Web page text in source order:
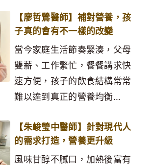
【廖哲鶯醫師】補對營養，孩
子真的會有不一樣的改變
當今家庭生活節奏緊湊，父母
雙薪、工作繁忙，餐餐講求快
速方便，孩子的飲食結構常常
難以達到真正的營養均衡…
【朱峻瑩中醫師】針對現代人
的需求打造，營養更升級
風味甘醇不膩口，加熱後富有